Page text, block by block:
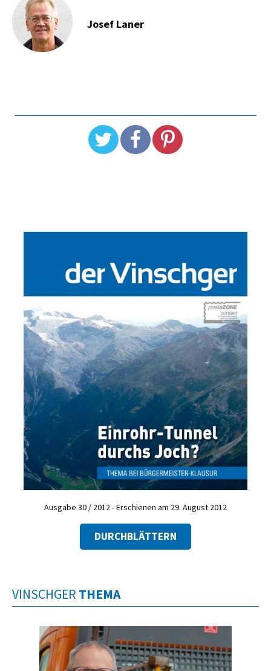
Josef Laner
Ausgabe 30 / 2012 - Erschienen am 29. August 2012
DURCHBLÄTTERN
VINSCHGER THEMA